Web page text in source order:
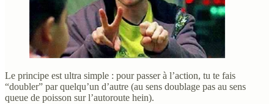
Le principe est ultra simple : pour passer à l’action, tu te fais
“doubler” par quelqu’un d’autre (au sens doublage pas au sens
queue de poisson sur l’autoroute hein).